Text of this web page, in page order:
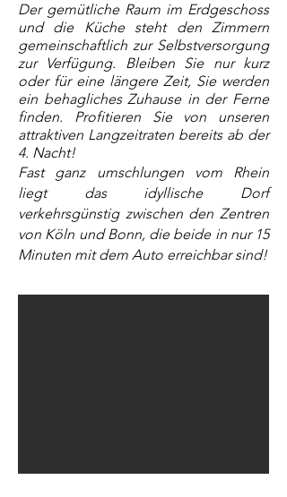
Der gemütliche Raum im Erdgeschoss
und die Küche steht den Zimmern
gemeinschaftlich zur Selbstversorgung
zur Verfügung. Bleiben Sienur kurz
oder für eine längereZeit, Sie werden
ein behagliches Zuhause in der Ferne
finden. Profitieren Sie von unseren
attraktiven Langzeitraten bereitsab der
4. Nacht!
Fast ganz umschlungen vom Rhein
liegt das idyllische Dorf
verkehrsgünstig zwischen den Zentren
von Köln und Bonn, die beide in nur 15
Minuten mit dem Auto erreichbar sind!